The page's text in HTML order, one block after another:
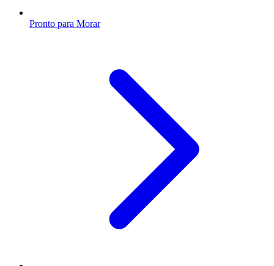
Pronto para Morar